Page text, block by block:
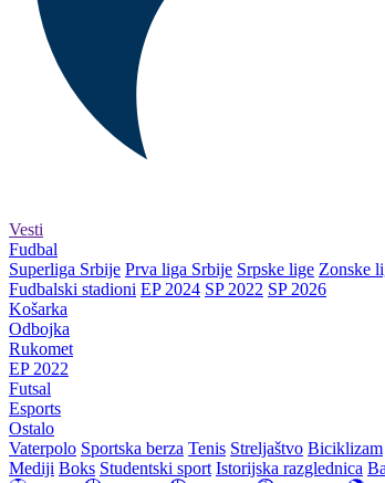
Vesti
Fudbal
Superliga Srbije Prva liga Srbije Srpske lige Zonske
Fudbalski stadioni EP 2024 SP 2022 SP 2026
Košarka
Odbojka
Rukomet
EP 2022
Futsal
Esports
Ostalo
Vaterpolo Sportska berza Tenis Streljaštvo Biciklizam
Mediji Boks Studentski sport Istorijska razglednica